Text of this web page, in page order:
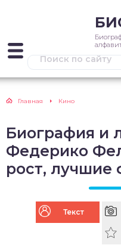
Главная Кино
Биография и
Федерико
рост,
Текст